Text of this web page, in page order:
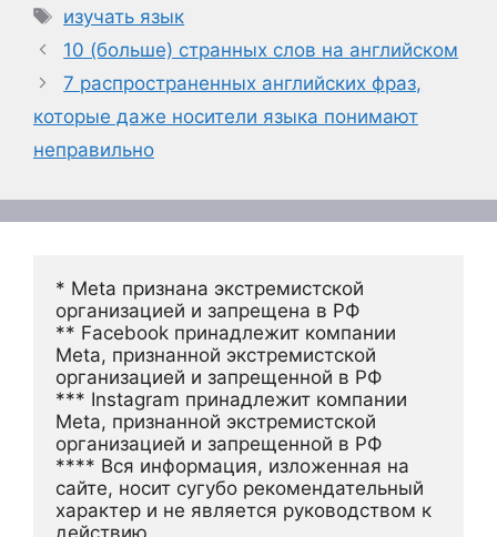
Метки
изучать язык
10 (больше) странных слов на английском
7 распространенных английских фраз,
которые даже носители языка понимают
неправильно
* Meta признана экстремистской
организацией и запрещена в РФ
** Facebook принадлежит компании
Meta, признанной экстремистской
организацией и запрещенной в РФ
*** Instagram принадлежит компании
Meta, признанной экстремистской
организацией и запрещенной в РФ
**** Вся информация, изложенная на
сайте, носит сугубо рекомендательный
характер и не является руководством к
действию.